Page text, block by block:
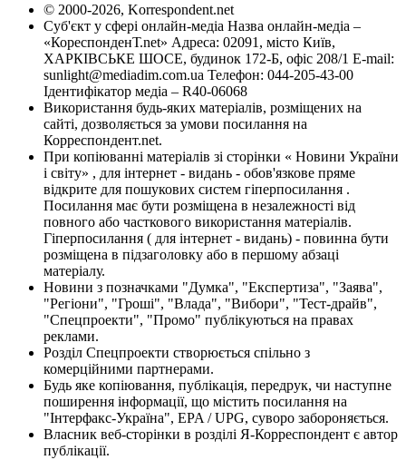
© 2000-2026, Korrespondent.net
Суб'єкт у сфері онлайн-медіа Назва онлайн-медіа –
«КореспонденТ.net» Адреса: 02091, місто Київ,
ХАРКІВСЬКЕ ШОСЕ, будинок 172-Б, офіс 208/1 E-mail:
sunlight@mediadim.com.ua Телефон: 044-205-43-00
Ідентифікатор медіа – R40-06068
Використання будь-яких матеріалів, розміщених на
сайті, дозволяється за умови посилання на
Корреспондент.net.
При копіюванні матеріалів зі сторінки « Новини України
і світу» , для інтернет - видань - обов'язкове пряме
відкрите для пошукових систем гіперпосилання .
Посилання має бути розміщена в незалежності від
повного або часткового використання матеріалів.
Гіперпосилання ( для інтернет - видань) - повинна бути
розміщена в підзаголовку або в першому абзаці
матеріалу.
Новини з позначками "Думка", "Експертиза", "Заява",
"Регіони", "Гроші", "Влада", "Вибори", "Тест-драйв",
"Спецпроекти", "Промо" публікуються на правах
реклами.
Розділ Спецпроекти створюється спільно з
комерційними партнерами.
Будь яке копіювання, публікація, передрук, чи наступне
поширення інформації, що містить посилання на
"Інтерфакс-Україна", EPA / UPG, суворо забороняється.
Власник веб-сторінки в розділі Я-Корреспондент є автор
публікації.